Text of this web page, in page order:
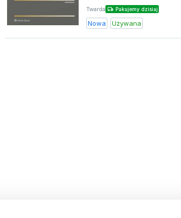
Twarda Pakujemy dzisiaj
Nowa Używana